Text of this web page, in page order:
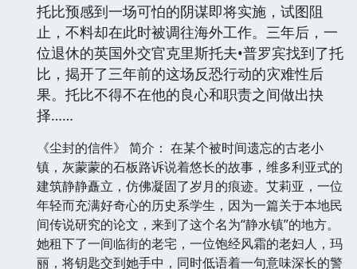
托比预感到一场可怕的阴谋即将实施，试图阻
止，不料却在此时被调往海外工作。三年后，一
位退休的英国外交官克里斯托夫•普罗宾找到了托
比，揭开了三年前的这场反恐行动的灾难性后
果。托比不得不在他的良心和职责之间做出抉
择……
《尘封的信件》 简介： 在某个被时间遗忘的古老小
镇，灰蒙蒙的石板路诉说着悠长的故事，维多利亚式的
建筑静静矗立，仿佛凝固了岁月的痕迹。艾莉亚，一位
年轻而充满好奇心的历史系学生，因为一篇关于本地民
间传说研究的论文，来到了这个名为“静水镇”的地方。
她租下了一间临街的老宅，一位饱经风霜的老妇人，玛
丽，将钥匙交到她手中，同时低语着一句意味深长的警